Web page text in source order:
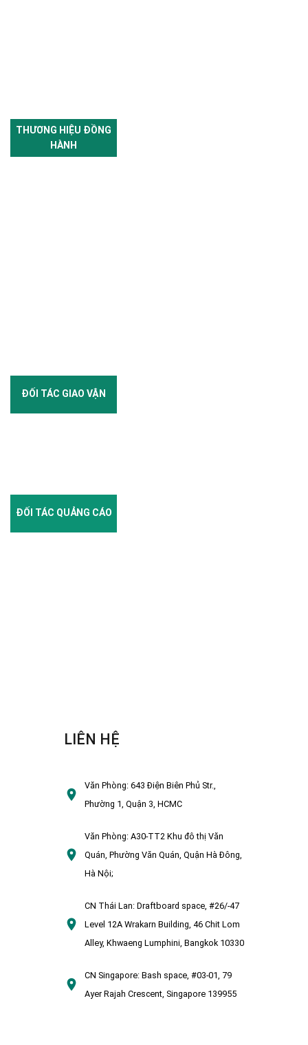
THƯƠNG HIỆU ĐỒNG
HÀNH
ĐỐI TÁC GIAO VẬN
ĐỐI TÁC QUẢNG CÁO
LIÊN HỆ
Văn Phòng:643 Điện Biên Phủ Str.,
Phường 1, Quận 3, HCMC
Văn Phòng:A30-TT2 Khu đô thị Văn
Quán, Phường Văn Quán, Quận Hà Đông,
Hà Nội;
CN Thái Lan: Draftboard space, #26/-47
Level 12A Wrakarn Building, 46 Chit Lom
Alley, Khwaeng Lumphini, Bangkok 10330
CN Singapore: Bash space, #03-01, 79
Ayer Rajah Crescent, Singapore 139955